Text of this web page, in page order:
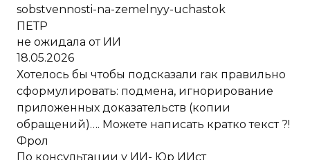
sobstvennosti-na-zemelnyy-uchastok
ПЕТР
не ожидала от ИИ
18.05.2026
Хотелось бы чтобы подсказали rак правильно
сформулировать: подмена, игнорирование
приложенных доказательств (копии
обращений)…. Можете написать кратко текст ?!
Фрол
По консультации у ИИ- Юр ИИст